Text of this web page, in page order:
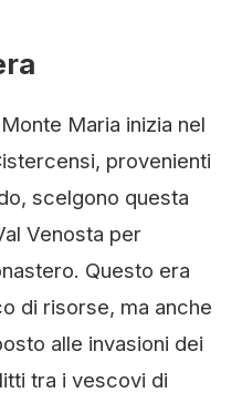
Maria inizia nel
provenienti
scelgono questa
Venosta per
Questo era
di risorse, ma anche
alle invasioni dei
tra i vescovi di